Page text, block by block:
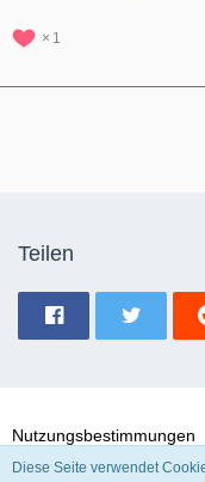
1
Teilen
Nutzungsbestimmungen
Diese Seite verwendet